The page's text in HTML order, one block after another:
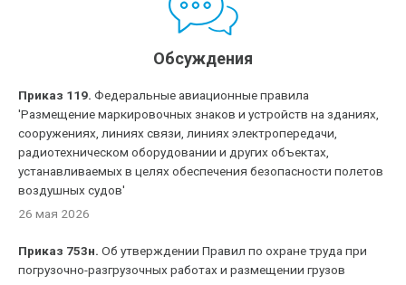
Обсуждения
Приказ 119. Федеральные авиационные правила
'Размещение маркировочных знаков и устройств на зданиях,
сооружениях, линиях связи, линиях электропередачи,
радиотехническом оборудовании и других объектах,
устанавливаемых в целях обеспечения безопасности полетов
воздушных судов'
26 мая 2026
Приказ 753н. Об утверждении Правил по охране труда при
погрузочно-разгрузочных работах и размещении грузов